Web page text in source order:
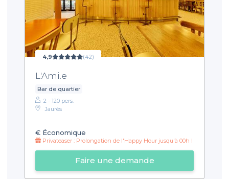
4,9 (42)
L'Ami.e
Bar de quartier
2 - 120 pers.
Jaurès
€ Économique
Privateaser : Prolongation de l'Happy Hour jusqu'à 00h !
Faire une demande